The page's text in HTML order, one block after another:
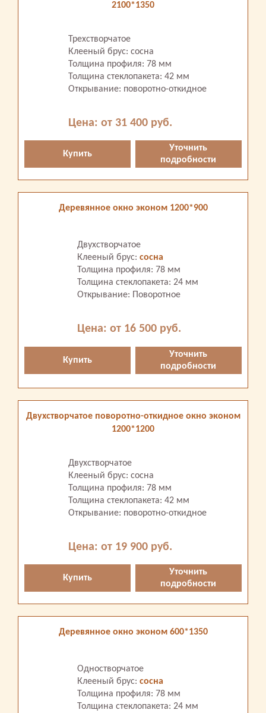
2100*1350
Трехстворчатое
Клееный брус: сосна
Толщина профиля: 78 мм
Толщина стеклопакета: 42 мм
Открывание: поворотно-откидное
Цена: от 31 400 руб.
Купить
Уточнить
подробности
Деревянное окно эконом 1200*900
Двухстворчатое
Клееный брус: сосна
Толщина профиля: 78 мм
Толщина стеклопакета: 24 мм
Открывание: Поворотное
Цена: от 16 500 руб.
Купить
Уточнить
подробности
Двухстворчатое поворотно-откидное окно эконом
1200*1200
Двухстворчатое
Клееный брус: сосна
Толщина профиля: 78 мм
Толщина стеклопакета: 42 мм
Открывание: поворотно-откидное
Цена: от 19 900 руб.
Купить
Уточнить
подробности
Деревянное окно эконом 600*1350
Одностворчатое
Клееный брус: сосна
Толщина профиля: 78 мм
Толщина стеклопакета: 24 мм